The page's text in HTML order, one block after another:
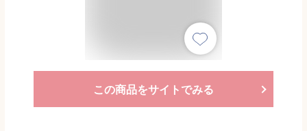
この商品をサイトでみる